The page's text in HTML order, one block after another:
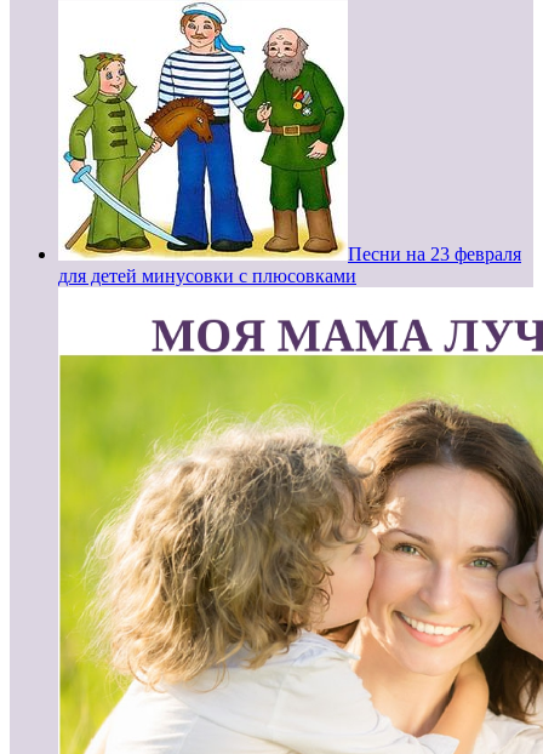
Песни на 23 февраля
для детей минусовки с плюсовками